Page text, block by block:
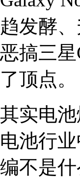
趋发酵
恶搞三
了顶点。
其实电
电池行
编不是